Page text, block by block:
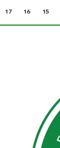
17 16 15